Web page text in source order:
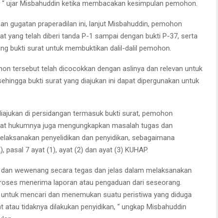
ujar Misbahuddin ketika membacakan kesimpulan pemohon.
gugatan praperadilan ini, lanjut Misbahuddin, pemohon
yang telah diberi tanda P-1 sampai dengan bukti P-37, serta
bukti surat untuk membuktikan dalil-dalil pemohon.
tersebut telah dicocokkan dengan aslinya dan relevan untuk
bukti surat yang diajukan ini dapat dipergunakan untuk
di persidangan termasuk bukti surat, pemohon
hukumnya juga mengungkapkan masalah tugas dan
penyelidikan dan penyidikan, sebagaimana
7 ayat (1), ayat (2) dan ayat (3) KUHAP.
wewenang secara tegas dan jelas dalam melaksanakan
menerima laporan atau pengaduan dari seseorang.
mencari dan menemukan suatu peristiwa yang diduga
tidaknya dilakukan penyidikan, “ ungkap Misbahuddin